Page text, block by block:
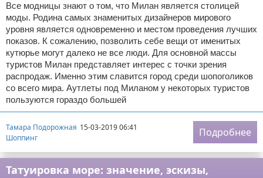
Все модницы знают о том, что Милан является столицей
моды. Родина самых знаменитых дизайнеров мирового
уровня является одновременно и местом проведения лучших
показов. К сожалению, позволить себе вещи от именитых
кутюрье могут далеко не все люди. Для основной массы
туристов Милан представляет интерес с точки зрения
распродаж. Именно этим славится город среди шопоголиков
со всего мира. Аутлеты под Миланом у некоторых туристов
пользуются гораздо большей
Тамара Подорожная 15-03-2019 06:41
Шоппинг
Подробнее
Татуировка море: значение, эскизы,